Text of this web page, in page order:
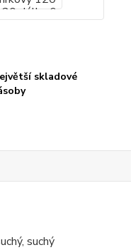
skladové
suchý